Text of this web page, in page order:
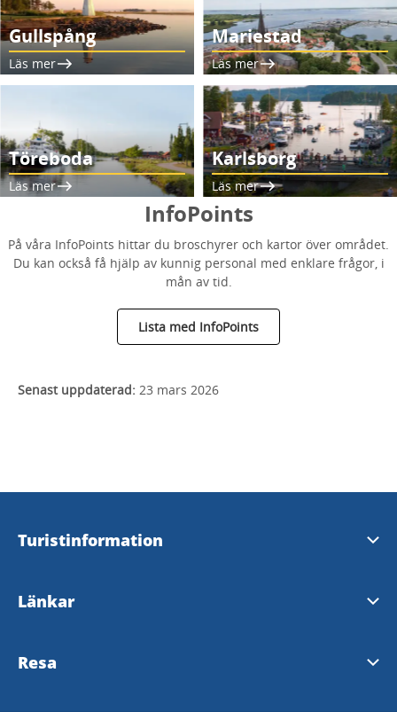
Gullspång
Läs mer
Mariestad
Läs mer
Töreboda
Läs mer
Karlsborg
Läs mer
InfoPoints
På våra InfoPoints hittar du broschyrer och kartor över området.
Du kan också få hjälp av kunnig personal med enklare frågor, i
mån av tid.
Lista med InfoPoints
Senast uppdaterad: 23 mars 2026
Turistinformation
Mariestads besöksservice
Länkar
AB Göta kanalbolag
Resa